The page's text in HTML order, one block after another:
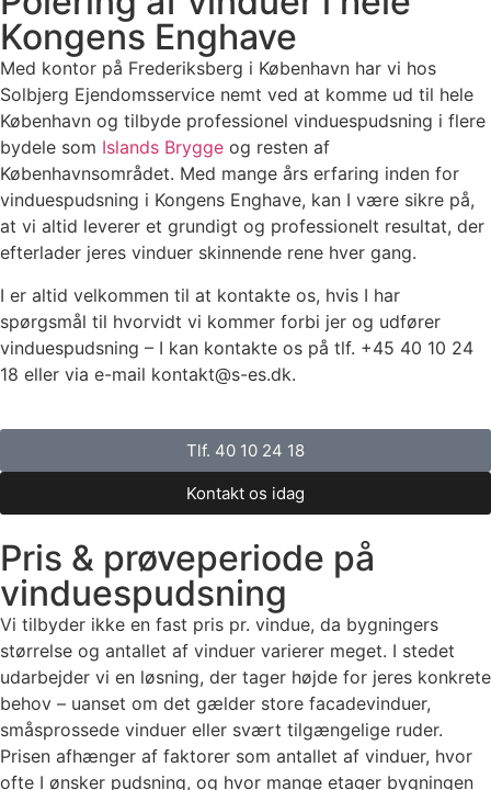
Kongens Enghave
Med kontor på Frederiksberg i København har vi hos
Solbjerg Ejendomsservice nemt ved at komme ud til hele
København og tilbyde professionel vinduespudsning i flere
bydele som Islands Brygge og resten af
Københavnsområdet. Med mange års erfaring inden for
vinduespudsning i Kongens Enghave, kan I være sikre på,
at vi altid leverer et grundigt og professionelt resultat, der
efterlader jeres vinduer skinnende rene hver gang.
I er altid velkommen til at kontakte os, hvis I har
spørgsmål til hvorvidt vi kommer forbi jer og udfører
vinduespudsning – I kan kontakte os på tlf. +45 40 10 24
18 eller via e-mail kontakt@s-es.dk.
Tlf. 40 10 24 18
Kontakt os idag
Pris & prøveperiode på
vinduespudsning
Vi tilbyder ikke en fast pris pr. vindue, da bygningers
størrelse og antallet af vinduer varierer meget. I stedet
udarbejder vi en løsning, der tager højde for jeres konkrete
behov – uanset om det gælder store facadevinduer,
småsprossede vinduer eller svært tilgængelige ruder.
Prisen afhænger af faktorer som antallet af vinduer, hvor
ofte I ønsker pudsning, og hvor mange etager bygningen